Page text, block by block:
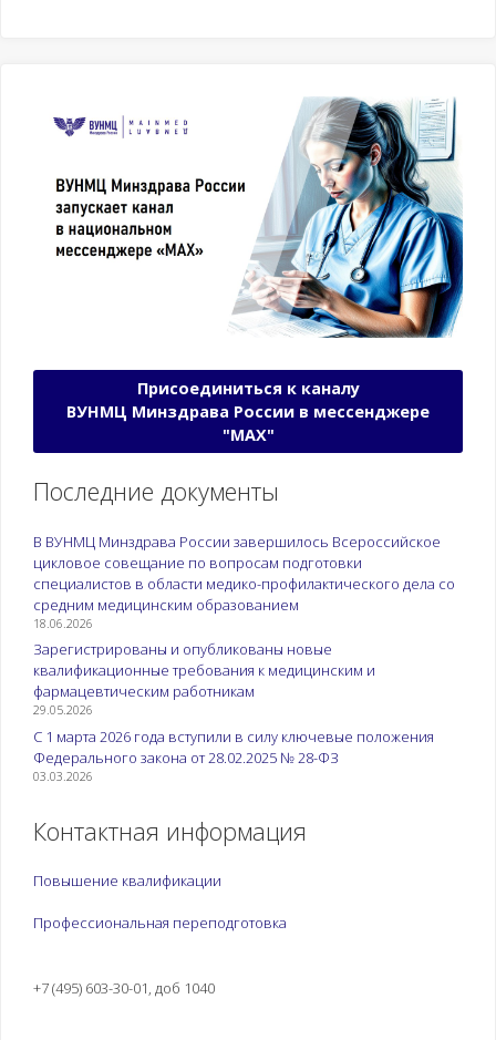
Присоединиться к каналу
ВУНМЦ Минздрава России в мессенджере
"МАХ"
Последние документы
В ВУНМЦ Минздрава России завершилось Всероссийское
цикловое совещание по вопросам подготовки
специалистов в области медико-профилактического дела со
средним медицинским образованием
18.06.2026
Зарегистрированы и опубликованы новые
квалификационные требования к медицинским и
фармацевтическим работникам
29.05.2026
С 1 марта 2026 года вступили в силу ключевые положения
Федерального закона от 28.02.2025 № 28-ФЗ
03.03.2026
Контактная информация
Повышение квалификации
Профессиональная переподготовка
+7 (495) 603-30-01, доб 1040